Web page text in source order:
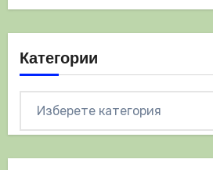
Категории